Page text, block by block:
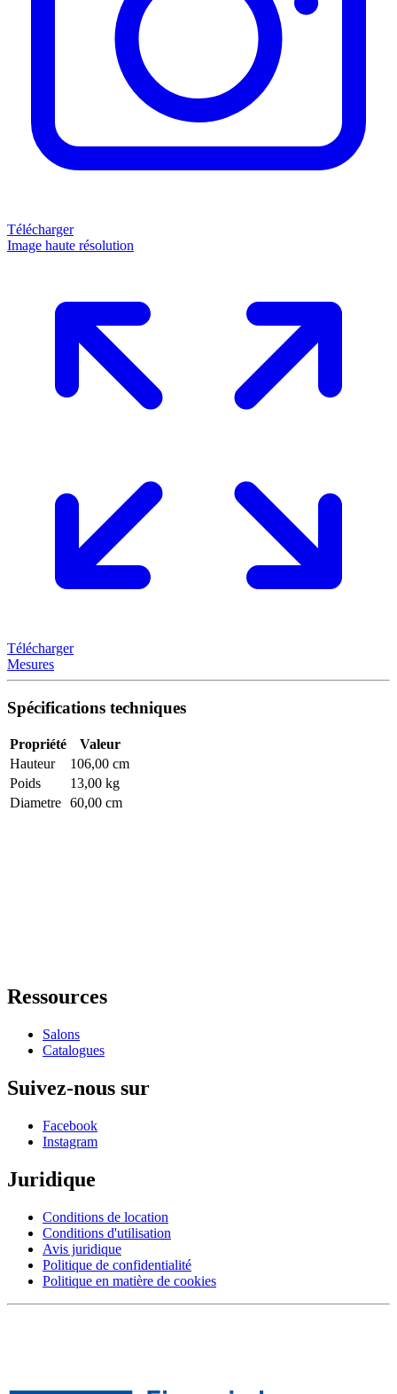
Télécharger
Image haute résolution
Télécharger
Mesures
Spécifications techniques
Propriété
Valeur
Hauteur
106,00 cm
Poids
13,00 kg
Diametre 60,00 cm
Ressources
Salons
Catalogues
Suivez-nous sur
Facebook
Instagram
Juridique
Conditions de location
Conditions d'utilisation
Avis juridique
Politique de confidentialité
Politique en matière de cookies